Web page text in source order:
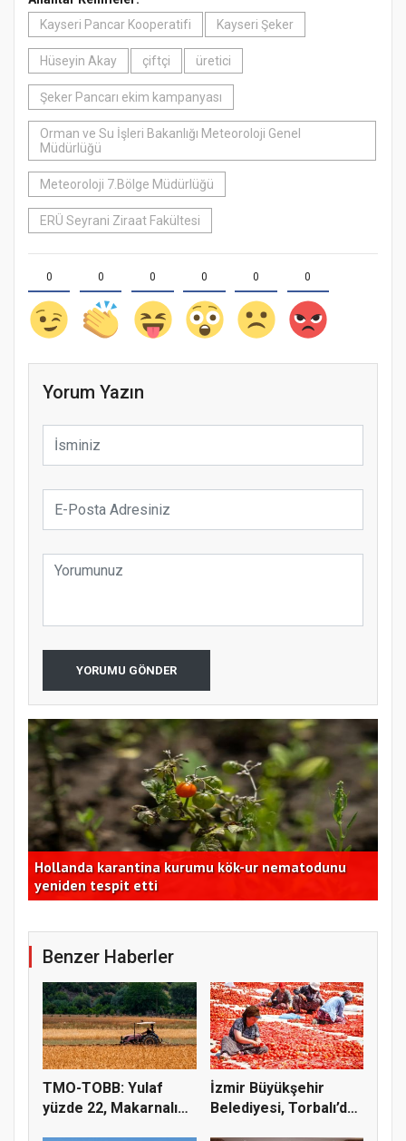
Kayseri Pancar Kooperatifi
Kayseri Şeker
Hüseyin Akay çiftçi üretici
Şeker Pancarı ekim kampanyası
Orman ve Su İşleri Bakanlığı Meteoroloji Genel
Müdürlüğü
Meteoroloji 7.Bölge Müdürlüğü
ERÜ Seyrani Ziraat Fakültesi
0 0 0 0 0 0
Yorum Yazın
YORUMU GÖNDER
Okinawa Enstitüsü, patates bakterisine karşı virüsü
inceledi
Benzer Haberler
TMO-TOBB: Yulaf
yüzde 22, Makarnalık
İzmir Büyükşehir
Belediyesi, Torbalı’da